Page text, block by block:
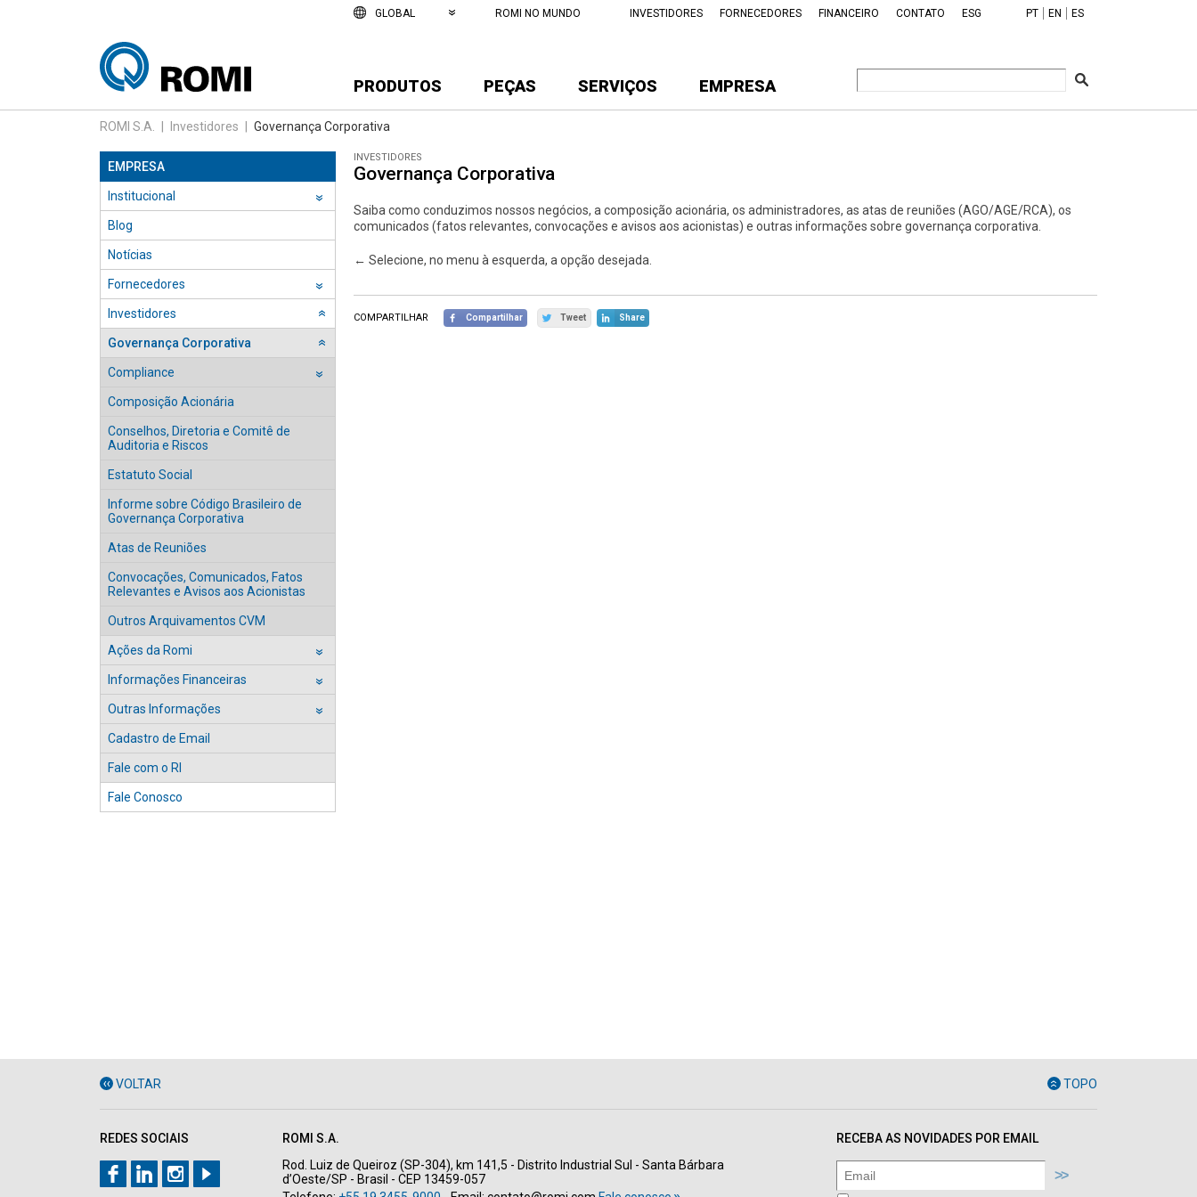
GLOBAL ROMI NO MUNDO INVESTIDORES FORNECEDORES FINANCEIRO CONTATO ESG PT EN ES
PRODUTOS PEÇAS SERVIÇOS EMPRESA
ROMI S.A. Investidores Governança Corporativa
EMPRESA
Institucional ››
Blog
Notícias
Fornecedores ››
Investidores
Governança Corporativa
Compliance ››
Composição Acionária
Conselhos, Diretoria e Comitê de
Auditoria e Riscos
Estatuto Social
Informe sobre Código Brasileiro de
Governança Corporativa
Atas de Reuniões
Convocações, Comunicados, Fatos
Relevantes e Avisos aos Acionistas
Outros Arquivamentos CVM
››
Ações da Romi ››
Informações Financeiras ››
Outras Informações ››
Cadastro de Email
Fale com o RI
››
Fale Conosco
INVESTIDORES
Governança Corporativa
Saiba como conduzimos nossos negócios, a composição acionária, os administradores, as atas de reuniões (AGO/AGE/RCA), os
comunicados (fatos relevantes, convocações e avisos aos acionistas) e outras informações sobre governança corporativa.
← Selecione, no menu à esquerda, a opção desejada.
COMPARTILHAR Compartilhar Tweet Share
VOLTAR TOPO
REDES SOCIAIS
ROMI S.A.
Rod. Luiz de Queiroz (SP-304), km 141,5 - Distrito Industrial Sul - Santa Bárbara
d’Oeste/SP - Brasil - CEP 13459-057
RECEBA AS NOVIDADES POR EMAIL